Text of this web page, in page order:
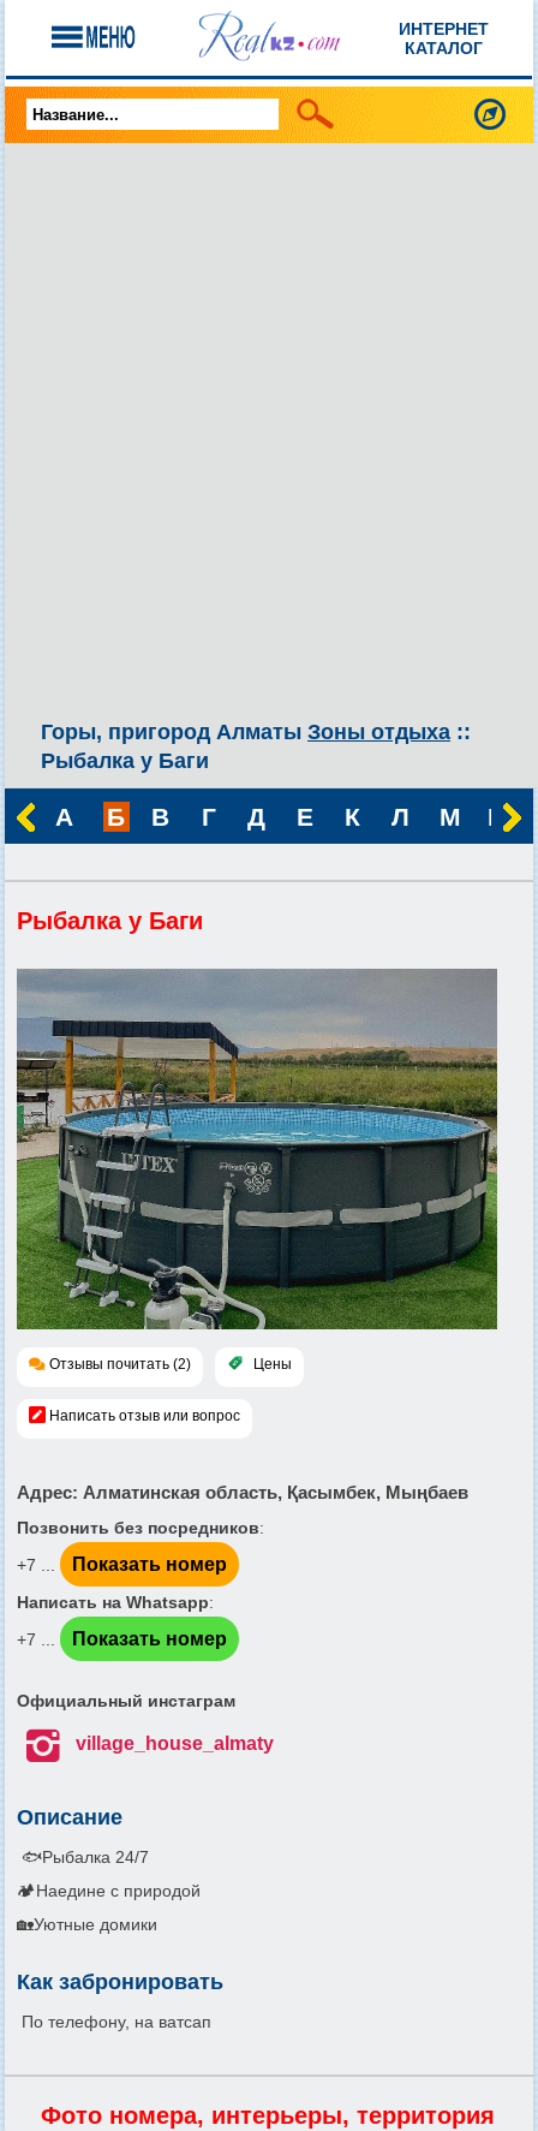
ИНТЕРНЕТ
КАТАЛОГ
Горы, пригород Алматы Зоны отдыха ::
Рыбалка у Баги
А Б В Г Д Е К Л М Н
Рыбалка у Баги
Отзывы почитать (2) Цены
Написать отзыв или вопрос
Адрес: Алматинская область, Қасымбек, Мыңбаев
Позвонить без посредников:
+7 ...
Показать номер
Написать на Whatsapp:
+7 ...
Показать номер
Официальный инстаграм
 village_house_almaty
Описание
🐟Рыбалка 24/7
🏕Наедине с природой
🏡Уютные домики
Как забронировать
По телефону, на ватсап
Фото номера, интерьеры, территория